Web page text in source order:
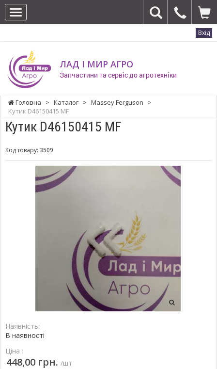
Вхід
ЛАД І МИР АГРО
Запчастини та сервіс до агротехніки
Головна > Каталог > Massey Ferguson
>
Кутик D46150415 MF
Кутик D46150415 MF
Код товару: 3509
Наявність:
В наявності
Ціна :
448,00 грн. /шт